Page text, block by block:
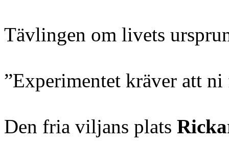
Tävlingen om livets
”Experimentet kräver att
Den fria viljans plats